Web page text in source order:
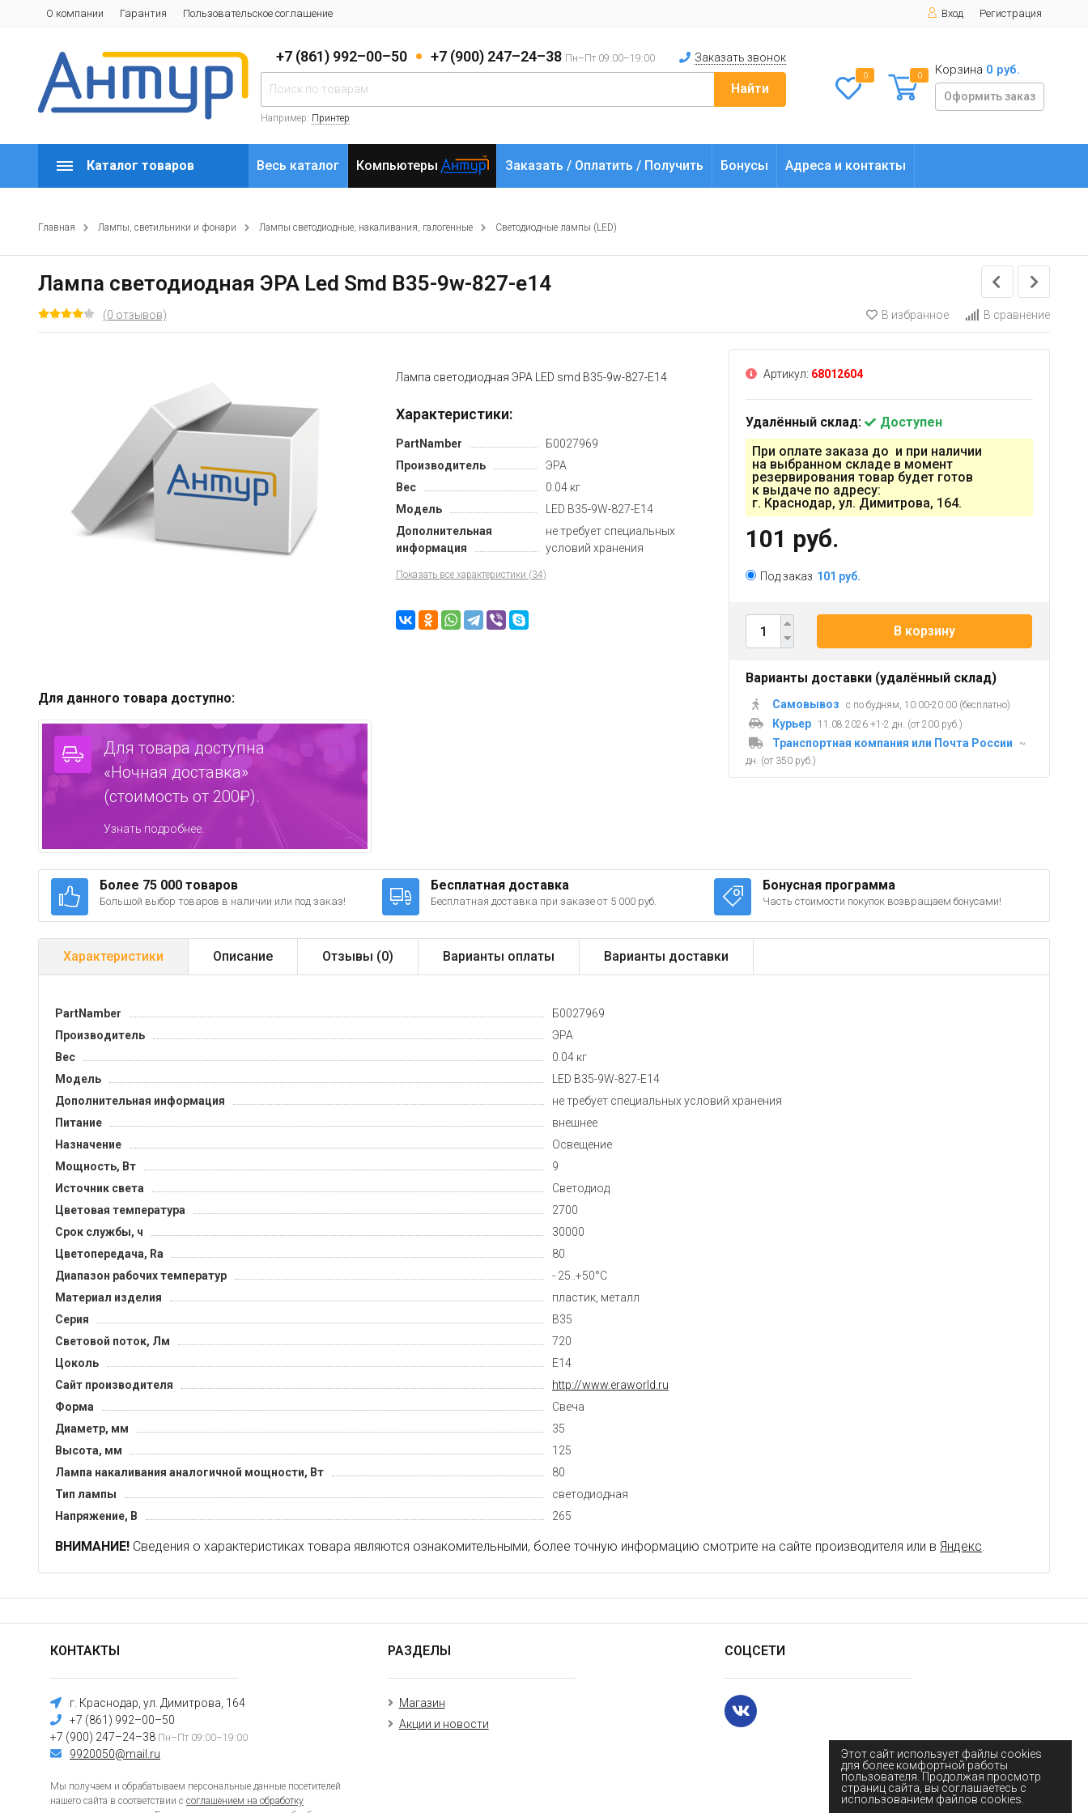
Этот сайт использует файлы cookies
для более комфортной работы
пользователя. Продолжая просмотр
страниц сайта, вы соглашаетесь с
использованием файлов cookies.
О компании Гарантия Пользовательское соглашение Вход Регистрация
+7 (861) 992–00–50 +7 (900) 247–24–38 Пн–Пт 09:00–19:00 Заказать звонок
Найти
Например: Принтер
0 0 Корзина 0 руб.
Оформить заказ
Каталог товаров Весь каталог Компьютеры Заказать / Оплатить / Получить Бонусы Адреса и контакты
Главная Лампы, светильники и фонари Лампы светодиодные, накаливания, галогенные Светодиодные лампы (LED)
Лампа светодиодная ЭРА Led Smd B35-9w-827-e14
(0 отзывов) В избранное В сравнение
Лампа светодиодная ЭРА LED smd B35-9w-827-E14
Характеристики:
PartNamber
Б0027969
Производитель
ЭРА
Вес
0.04 кг
Модель
LED B35-9W-827-E14
Дополнительная
информация
не требует специальных
условий хранения
Показать все характеристики (34)
Для данного товара доступно:
Для товара доступна
«Ночная доставка»
(стоимость от 200₽).
Узнать подробнее.
Артикул: 68012604
Удалённый склад:
Доступен
При оплате заказа до и при наличии
на выбранном складе в момент
резервирования товар будет готов
к выдаче по адресу:
г. Краснодар, ул. Димитрова, 164.
101 руб.
Под заказ 101 руб.
В корзину
Варианты доставки (удалённый склад)
Самовывоз с по будням, 10:00-20:00 (бесплатно)
Курьер 11.08.2026 +1-2 дн. (от 200 руб.)
Транспортная компания или Почта России
~
дн. (от 350 руб.)
Более 75 000 товаров
Большой выбор товаров в наличии или под заказ!
Бесплатная доставка
Бесплатная доставка при заказе от 5 000 руб.
Бонусная программа
Часть стоимости покупок возвращаем бонусами!
Характеристики Описание Отзывы (0) Варианты оплаты Варианты доставки
PartNamber
Б0027969
Производитель
ЭРА
Вес
0.04 кг
Модель
LED B35-9W-827-E14
Дополнительная информация
не требует специальных условий хранения
Питание
внешнее
Назначение
Освещение
Мощность, Вт
9
Источник света
Светодиод
Цветовая температура
2700
Срок службы, ч
30000
Цветопередача, Ra
80
Диапазон рабочих температур
- 25..+50°C
Материал изделия
пластик, металл
Серия
B35
Световой поток, Лм
720
Цоколь
E14
Сайт производителя
http://www.eraworld.ru
Форма
Свеча
Диаметр, мм
35
Высота, мм
125
Лампа накаливания аналогичной мощности, Вт
80
Тип лампы
светодиодная
Напряжение, В
265
ВНИМАНИЕ! Сведения о характеристиках товара являются ознакомительными, более точную информацию смотрите на сайте производителя или в Яндекс.
КОНТАКТЫ
г. Краснодар, ул. Димитрова, 164
+7 (861) 992–00–50
+7 (900) 247–24–38 Пн–Пт 09:00–19:00
9920050@mail.ru
Мы получаем и обрабатываем персональные данные посетителей
нашего сайта в соответствии с соглашением на обработку
РАЗДЕЛЫ
Магазин
Акции и новости
СОЦСЕТИ